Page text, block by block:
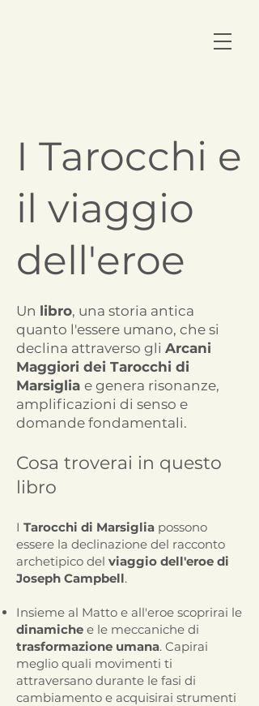
I Tarocchi e
il viaggio
dell'eroe
Un libro, una storia antica
quanto l'essere umano, che si
declina attraverso gli Arcani
Maggiori dei Tarocchi di
Marsiglia e genera risonanze,
amplificazioni di senso e
domande fondamentali.
Cosa troverai in questo
libro
I Tarocchi di Marsiglia possono
essere la declinazione del racconto
archetipico del viaggio dell'eroe di
Joseph Campbell.
Insieme al Matto e all'eroe scoprirai le
dinamiche e le meccaniche di
trasformazione umana. Capirai
meglio quali movimenti ti
attraversano durante le fasi di
cambiamento e acquisirai strumenti